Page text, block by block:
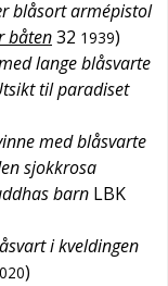
blåsort armépistol
båten32 1939)
lange blåsvarte
til paradiset
med blåsvarte
sjokkrosa
barn LBK
i kveldingen
)